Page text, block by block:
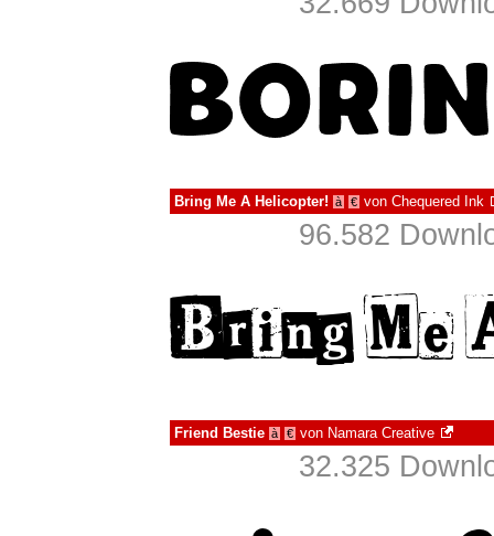
Bring Me A Helicopter! à € von Chequered Ink
96.582
Friend Bestie à € von Namara Creative
32.325